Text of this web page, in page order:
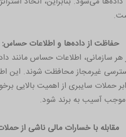
از داده‌ها و اطلاعات حساس:
هر سازمانی، اطلاعات حساس مانند
غیرمجاز محافظت شوند. این
حملات سایبری از اهمیت بالایی
آسیب به برند شود.
با خسارات مالی ناشی از